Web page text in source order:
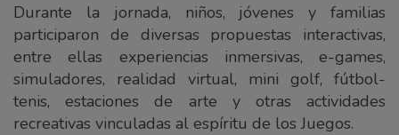
Durante la jornada, niños, jóvenes y familias
participaron de diversas propuestas interactivas,
entre ellas experiencias inmersivas, e-games,
simuladores, realidad virtual, mini golf, fútbol-
tenis, estaciones de arte y otras actividades
recreativas vinculadas al espíritu de los Juegos.